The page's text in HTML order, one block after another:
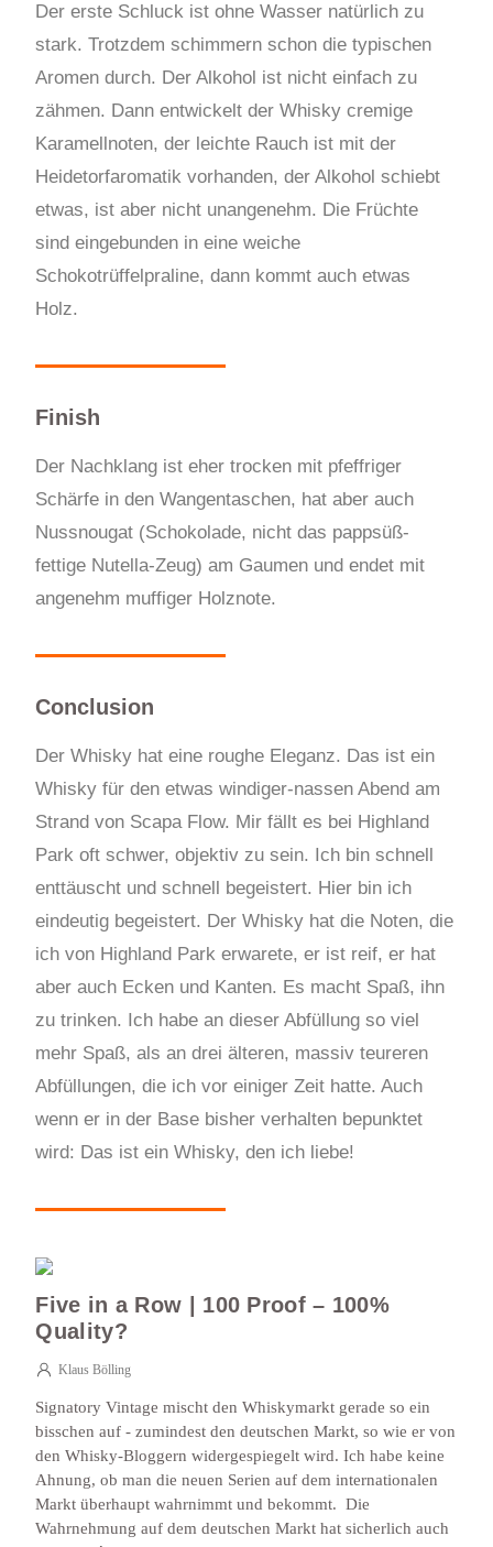
Der erste Schluck ist ohne Wasser natürlich zu
stark. Trotzdem schimmern schon die typischen
Aromen durch. Der Alkohol ist nicht einfach zu
zähmen. Dann entwickelt der Whisky cremige
Karamellnoten, der leichte Rauch ist mit der
Heidetorfaromatik vorhanden, der Alkohol schiebt
etwas, ist aber nicht unangenehm. Die Früchte
sind eingebunden in eine weiche
Schokotrüffelpraline, dann kommt auch etwas
Holz.
Finish
Der Nachklang ist eher trocken mit pfeffriger
Schärfe in den Wangentaschen, hat aber auch
Nussnougat (Schokolade, nicht das pappsüß-
fettige Nutella-Zeug) am Gaumen und endet mit
angenehm muffiger Holznote.
Conclusion
Der Whisky hat eine roughe Eleganz. Das ist ein
Whisky für den etwas windiger-nassen Abend am
Strand von Scapa Flow. Mir fällt es bei Highland
Park oft schwer, objektiv zu sein. Ich bin schnell
enttäuscht und schnell begeistert. Hier bin ich
eindeutig begeistert. Der Whisky hat die Noten, die
ich von Highland Park erwarete, er ist reif, er hat
aber auch Ecken und Kanten. Es macht Spaß, ihn
zu trinken. Ich habe an dieser Abfüllung so viel
mehr Spaß, als an drei älteren, massiv teureren
Abfüllungen, die ich vor einiger Zeit hatte. Auch
wenn er in der Base bisher verhalten bepunktet
wird: Das ist ein Whisky, den ich liebe!
Five in a Row | 100 Proof – 100%
Quality?
Klaus Bölling
Signatory Vintage mischt den Whiskymarkt gerade so ein
bisschen auf - zumindest den deutschen Markt, so wie er von
den Whisky-Bloggern widergespiegelt wird. Ich habe keine
Ahnung, ob man die neuen Serien auf dem internationalen
Markt überhaupt wahrnimmt und bekommt. Die
Wahrnehmung auf dem deutschen Markt hat sicherlich auch